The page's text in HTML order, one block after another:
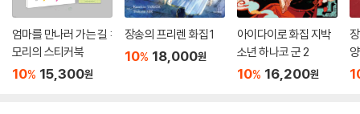
엄마를 만나러 가는 길 :
모리의 스티커북
10% 15,300원
장송의 프리렌 화집 1
10% 18,000원
아이다이로 화집 지박
소년 하나코 군 2
10% 16,200원